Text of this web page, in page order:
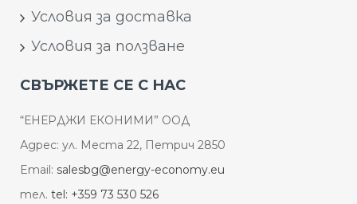
Условия за доставка
Условия за ползване
СВЪРЖЕТЕ СЕ С НАС
“ЕНЕРДЖИ ЕКОНИМИ” ООД
Адрес: ул. Места 22, Петрич 2850
Email: salesbg@energy-economy.eu
тел. tel: +359 73 530 526